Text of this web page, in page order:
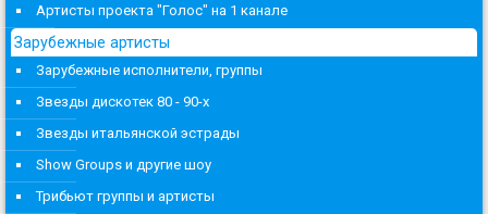
Артисты проекта "Голос" на 1 канале
Зарубежные артисты
Зарубежные исполнители, группы
Звезды дискотек 80 - 90-х
Звезды итальянской эстрады
Show Groups и другие шоу
Трибьют группы и артисты